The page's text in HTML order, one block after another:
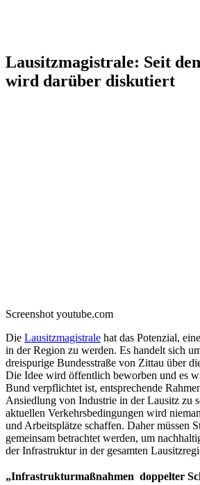
Lausitzmagistrale: Seit
wird darüber diskutiert
Screenshot youtube.com
Die Lausitzmagistrale hat das Potenzial,
in der Region zu werden. Es handelt sich
dreispurige Bundesstraße von Zittau über
Die Idee wird öffentlich beworben und es
Bund verpflichtet ist, entsprechende
Ansiedlung von Industrie in der Lausitz zu
aktuellen Verkehrsbedingungen wird
und Arbeitsplätze schaffen. Daher müssen
gemeinsam betrachtet werden, um
der Infrastruktur in der gesamten
„Infrastrukturmaßnahmen  doppelter